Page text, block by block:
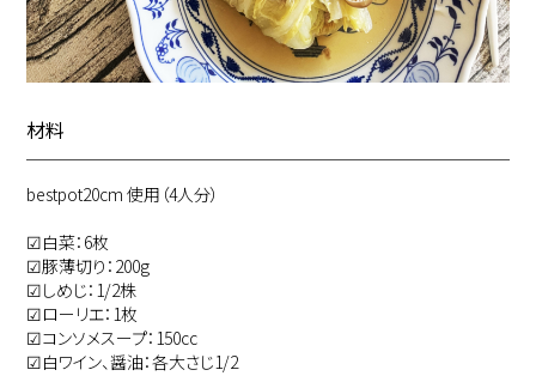
材料
bestpot20cm 使用（4人分）
☑︎白菜：6枚
☑︎豚薄切り：200g
☑︎しめじ：1/2株
☑︎ローリエ：1枚
☑︎コンソメスープ：150cc
☑︎白ワイン、醤油：各大さじ1/2